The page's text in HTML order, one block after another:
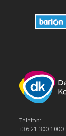
Telefon:
+36 21 300 1000